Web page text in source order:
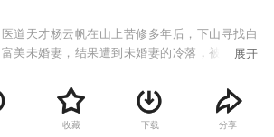
医道天才杨云帆在山上苦修多年后，下山寻找白
富美未婚妻，结果遭到未婚妻的冷落，被视作乡
通通，却身怀绝技，任何疑难杂症到他面前都手
到病除，各种奇遇和危险迎刃而解。众人对他刮
目相看，未婚妻以及各路美女投怀送抱，而他秉
展开
收藏 下载 分享